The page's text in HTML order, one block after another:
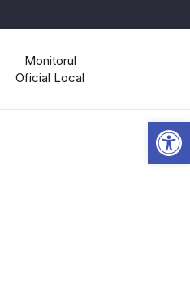
Monitorul
Oficial Local